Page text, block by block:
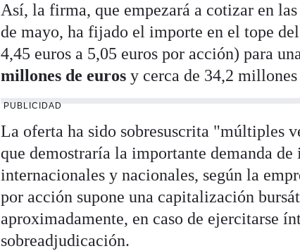
Así, la firma, que empezará a cotizar en
de mayo, ha fijado el importe en el tope
4,45 euros a 5,05 euros por acción) para
millones de euros y cerca de 34,2 millones
PUBLICIDAD
La oferta ha sido sobresuscrita "múltiples
que demostraría la importante demanda
internacionales y nacionales, según la
por acción supone una capitalización
aproximadamente, en caso de ejercitarse
sobreadjudicación.